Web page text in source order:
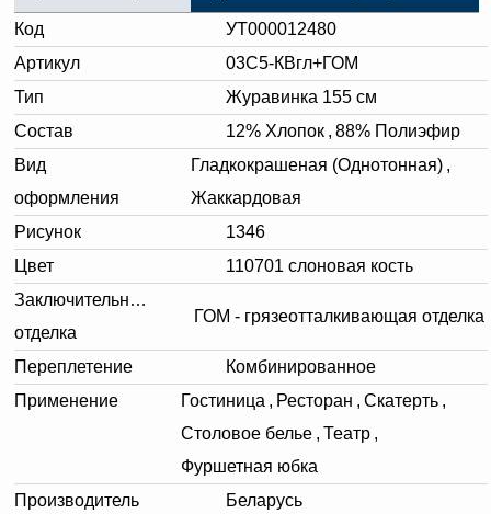
Код
УТ000012480
Артикул
03С5-КВгл+ГОМ
Тип
Журавинка 155 см
Состав
12% Хлопок , 88% Полиэфир
Вид
оформления
Гладкокрашеная (Однотонная) ,
Жаккардовая
Рисунок
1346
Цвет
110701 слоновая кость
Заключительная
отделка
ГОМ - грязеотталкивающая отделка
Переплетение
Комбинированное
Применение
Гостиница , Ресторан , Скатерть ,
Столовое белье , Театр ,
Фуршетная юбка
Производитель
Беларусь